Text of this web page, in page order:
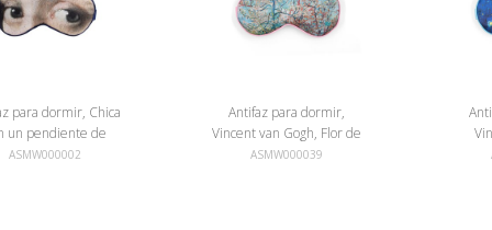
para dormir, Chica
un pendiente de
perlas, Vermeer
ASMW000002
Antifaz para dormir,
Vincent van Gogh, Flor de
melocotón
ASMW000039